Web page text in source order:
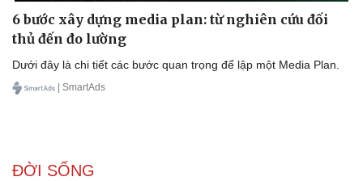
6 bước xây dựng media plan: từ nghiên cứu đối
thủ đến đo lường
Dưới đây là chi tiết các bước quan trọng để lập một Media Plan.
| SmartAds
ĐỜI SỐNG